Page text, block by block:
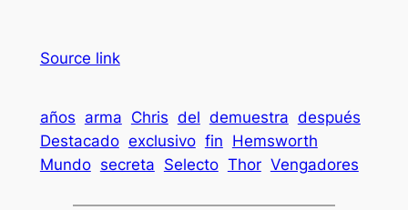
Source link
años arma Chris del demuestra después
Destacado exclusivo fin Hemsworth
Mundo secreta Selecto Thor Vengadores